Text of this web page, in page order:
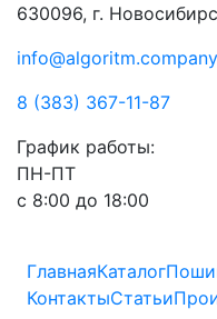
630096, г.
info@algoritm.company
8 (383) 367-11-87
График работы:
ПН-ПТ
с 8:00 до 18:00
ГлавнаяКаталог
КонтактыСтатьи